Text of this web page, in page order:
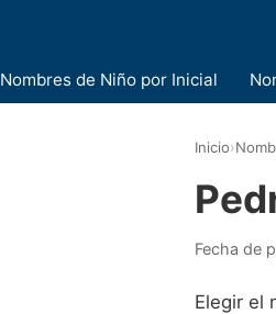
Nombres de Niño por Inicial
Inicio›
Fecha de
Elegir el